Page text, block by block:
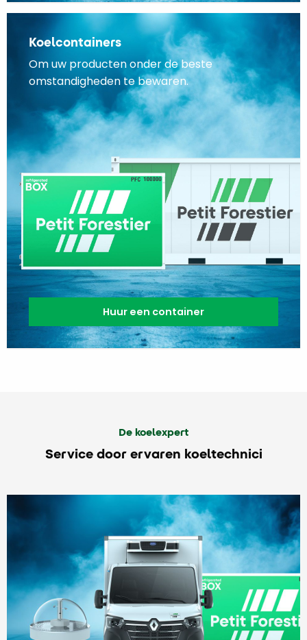
Koelcontainers
Om uw producten onder de beste
omstandigheden te bewaren.
Huur een container
De koelexpert
Service door ervaren koeltechnici